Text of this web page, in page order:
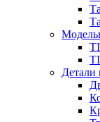
Детали